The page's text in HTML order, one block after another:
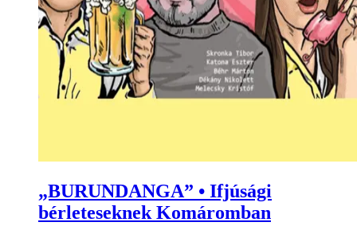
„BURUNDANGA” • Ifjúsági
bérleteseknek Komáromban